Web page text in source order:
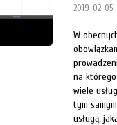
2019-02-05
W
na
wiele
tym
usługą,